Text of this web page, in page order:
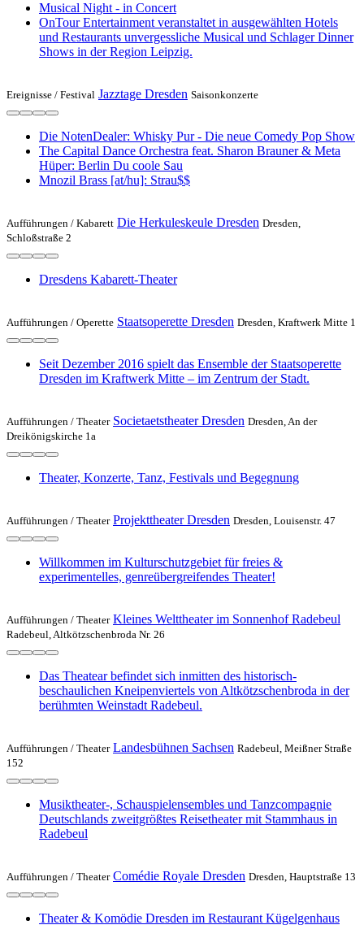
Musical Night - in Concert
OnTour Entertainment veranstaltet in ausgewählten Hotels
und Restaurants unvergessliche Musical und Schlager Dinner
Shows in der Region Leipzig.
Ereignisse / Festival Jazztage Dresden Saisonkonzerte
Die NotenDealer: Whisky Pur - Die neue Comedy Pop Show
The Capital Dance Orchestra feat. Sharon Brauner & Meta
Hüper: Berlin Du coole Sau
Mnozil Brass [at/hu]: Strau$$
Aufführungen / Kabarett Die Herkuleskeule Dresden Dresden,
Schloßstraße 2
Dresdens Kabarett-Theater
Aufführungen / Operette Staatsoperette Dresden Dresden, Kraftwerk Mitte 1
Seit Dezember 2016 spielt das Ensemble der Staatsoperette
Dresden im Kraftwerk Mitte – im Zentrum der Stadt.
Aufführungen / Theater Societaetstheater Dresden Dresden, An der
Dreikönigskirche 1a
Theater, Konzerte, Tanz, Festivals und Begegnung
Aufführungen / Theater Projekttheater Dresden Dresden, Louisenstr. 47
Willkommen im Kulturschutzgebiet für freies &
experimentelles, genreübergreifendes Theater!
Aufführungen / Theater Kleines Welttheater im Sonnenhof Radebeul
Radebeul, Altkötzschenbroda Nr. 26
Das Theatear befindet sich inmitten des historisch-
beschaulichen Kneipenviertels von Altkötzschenbroda in der
berühmten Weinstadt Radebeul.
Aufführungen / Theater Landesbühnen Sachsen Radebeul, Meißner Straße
152
Musiktheater-, Schauspielensembles und Tanzcompagnie
Deutschlands zweitgrößtes Reisetheater mit Stammhaus in
Radebeul
Aufführungen / Theater Comédie Royale Dresden Dresden, Hauptstraße 13
Theater & Komödie Dresden im Restaurant Kügelgenhaus